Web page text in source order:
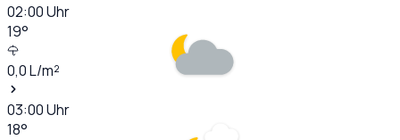
02:00Uhr
19°
0,0L/m²
03:00Uhr
18°